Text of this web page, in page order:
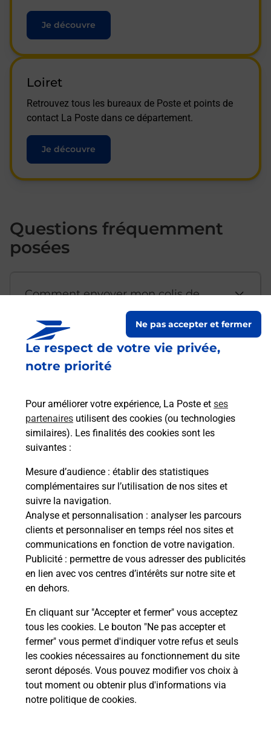
Le respect de votre vie privée,
notre priorité
Pour améliorer votre expérience, La Poste et ses
partenaires utilisent des cookies (ou technologies
similaires). Les finalités des cookies sont les
suivantes :
Mesure d’audience : établir des statistiques
complémentaires sur l’utilisation de nos sites et
suivre la navigation.
Analyse et personnalisation : analyser les parcours
clients et personnaliser en temps réel nos sites et
communications en fonction de votre navigation.
Publicité : permettre de vous adresser des publicités
en lien avec vos centres d’intérêts sur notre site et
en dehors.
En cliquant sur "Accepter et fermer" vous acceptez
tous les cookies. Le bouton "Ne pas accepter et
fermer" vous permet d'indiquer votre refus et seuls
les cookies nécessaires au fonctionnement du site
seront déposés. Vous pouvez modifier vos choix à
tout moment ou obtenir plus d'informations via
notre politique de cookies.
Ne pas accepter et fermer
Je découvre
Loiret
Retrouvez tous les bureaux de Poste et points de
contact La Poste dans ce département.
Je découvre
Questions fréquemment
posées
Comment envoyer mon colis de
Est-il possible d’acheter un
emballage directement depuis un
Comment demander une
modification de livraison ?
Comment La Poste participe-t-elle
à votre sécurité au quotidien ?
Puis-je passer mon code de la route
avec La Poste et sous quelles
conditions ?
Localiser Liste Nièvre